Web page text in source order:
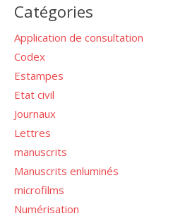
Catégories
Application de consultation
Codex
Estampes
Etat civil
Journaux
Lettres
manuscrits
Manuscrits enluminés
microfilms
Numérisation